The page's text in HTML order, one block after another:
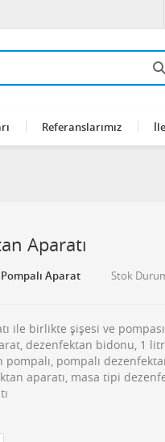
Referanslarımız
Aparatı
Pompalı Aparat Stok
ile birlikte şişesi ve
dezenfektan bidonu, 1
pompalı
aparatı, masa tipi